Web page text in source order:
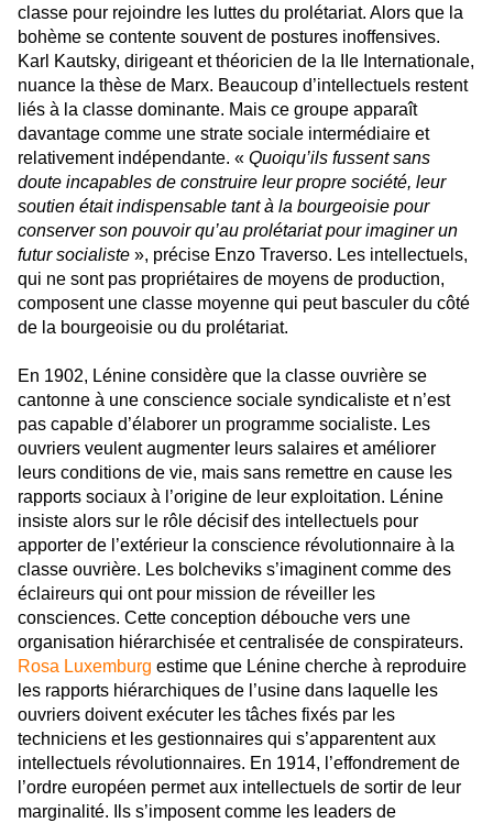
classe pour rejoindre les luttes du prolétariat. Alors que la
bohème se contente souvent de postures inoffensives.
Karl Kautsky, dirigeant et théoricien de la IIe Internationale,
nuance la thèse de Marx. Beaucoup d’intellectuels restent
liés à la classe dominante. Mais ce groupe apparaît
davantage comme une strate sociale intermédiaire et
relativement indépendante. « Quoiqu’ils fussent sans
doute incapables de construire leur propre société, leur
soutien était indispensable tant à la bourgeoisie pour
conserver son pouvoir qu’au prolétariat pour imaginer un
futur socialiste », précise Enzo Traverso. Les intellectuels,
qui ne sont pas propriétaires de moyens de production,
composent une classe moyenne qui peut basculer du côté
de la bourgeoisie ou du prolétariat.
En 1902, Lénine considère que la classe ouvrière se
cantonne à une conscience sociale syndicaliste et n’est
pas capable d’élaborer un programme socialiste. Les
ouvriers veulent augmenter leurs salaires et améliorer
leurs conditions de vie, mais sans remettre en cause les
rapports sociaux à l’origine de leur exploitation. Lénine
insiste alors sur le rôle décisif des intellectuels pour
apporter de l’extérieur la conscience révolutionnaire à la
classe ouvrière. Les bolcheviks s’imaginent comme des
éclaireurs qui ont pour mission de réveiller les
consciences. Cette conception débouche vers une
organisation hiérarchisée et centralisée de conspirateurs.
Rosa Luxemburg estime que Lénine cherche à reproduire
les rapports hiérarchiques de l’usine dans laquelle les
ouvriers doivent exécuter les tâches fixés par les
techniciens et les gestionnaires qui s’apparentent aux
intellectuels révolutionnaires. En 1914, l’effondrement de
l’ordre européen permet aux intellectuels de sortir de leur
marginalité. Ils s’imposent comme les leaders de